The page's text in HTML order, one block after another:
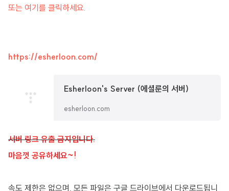
또는 여기를 클릭하세요.
https://esherloon.com/
Esherloon's Server (에셜룬의 서버)
esherloon.com
서버 링크 유출 금지입니다.
마음껏 공유하세요~!
속도 제한은 없으며, 모든 파일은 구글 드라이브에서 다운로드됩니